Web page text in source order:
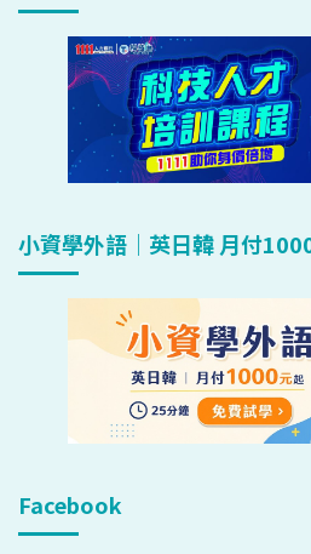
小資學外語｜英日韓 月付
Facebook